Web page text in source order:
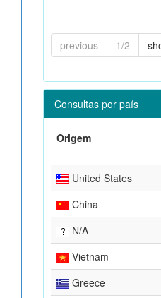
previous 1/2
Consultas por país
Origem
United States
China
N/A
Vietnam
Greece